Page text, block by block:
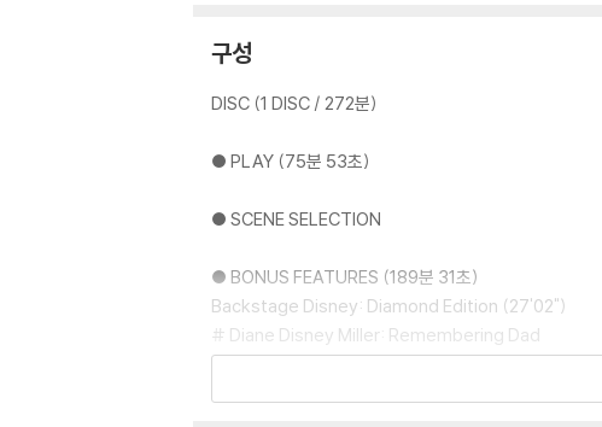
※ 아웃케이스/구성품/포장 상태
1) 제작/배송 과정에서 경미한 아웃케이스 주름, 모서리
3) 렌티큘러 스틸북의 경우, 보호필름이 붙어 판매되기
5) 아웃케이스/구성품/포장 상태 불량에 의한 교환/반품
※ 디스크 재생 불량
1) 기기 문제로 인해 발생하는 재생 불량 현상에 대해서
2) 정전기와 먼지로 인해 재생이 원활하지 않은 경우가
3) 일부 PC 연결형 ODD의 경우 호환 상의 문제로 정상
구성
DISC (1 DISC / 272분)
● PLAY (75분 53초)
● SCENE SELECTION
● BONUS FEATURES (189분 31초)
Backstage Disney: Diamond Edition (27'02")
# Diane Disney Miller: Remembering Dad
# Deleted Scenes